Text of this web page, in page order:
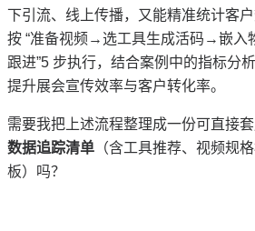
下引流、线上传播，又能精准统计客户
按 “准备视频 → 选工具生成活码 →嵌入
跟进”5 步执行，结合案例中的指标分
提升展会宣传效率与客户转化率。
需要我把上述流程整理成一份可直接
数据追踪清单 （含工具推荐、视频规
板）吗？